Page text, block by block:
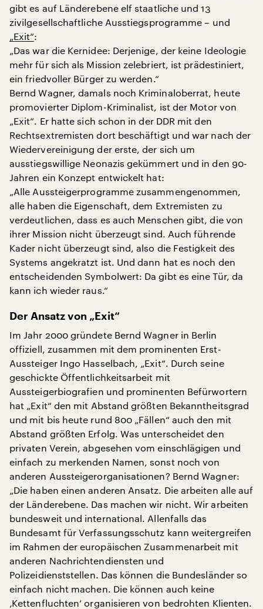
gibt es auf Länderebene elf staatliche und 13
zivilgesellschaftliche Ausstiegsprogramme – und
„Exit“:
„Das war die Kernidee: Derjenige, der keine Ideologie
mehr für sich als Mission zelebriert, ist prädestiniert,
ein friedvoller Bürger zu werden.“
Bernd Wagner, damals noch Kriminaloberrat, heute
promovierter Diplom-Kriminalist, ist der Motor von
„Exit“. Er hatte sich schon in der DDR mit den
Rechtsextremisten dort beschäftigt und war nach der
Wiedervereinigung der erste, der sich um
ausstiegswillige Neonazis gekümmert und in den 90-
Jahren ein Konzept entwickelt hat:
„Alle Aussteigerprogramme zusammengenommen,
alle haben die Eigenschaft, dem Extremisten zu
verdeutlichen, dass es auch Menschen gibt, die von
ihrer Mission nicht überzeugt sind. Auch führende
Kader nicht überzeugt sind, also die Festigkeit des
Systems angekratzt ist. Und dann hat es noch den
entscheidenden Symbolwert: Da gibt es eine Tür, da
kann ich wieder raus.“
Der Ansatz von „Exit“
Im Jahr 2000 gründete Bernd Wagner in Berlin
offiziell, zusammen mit dem prominenten Erst-
Aussteiger Ingo Hasselbach, „Exit“. Durch seine
geschickte Öffentlichkeitsarbeit mit
Aussteigerbiografien und prominenten Befürwortern
hat „Exit“ den mit Abstand größten Bekanntheitsgrad
und mit bis heute rund 800 „Fällen“ auch den mit
Abstand größten Erfolg. Was unterscheidet den
privaten Verein, abgesehen vom einschlägigen und
einfach zu merkenden Namen, sonst noch von
anderen Aussteigerorganisationen? Bernd Wagner:
„Die haben einen anderen Ansatz. Die arbeiten alle auf
der Länderebene. Das machen wir nicht. Wir arbeiten
bundesweit und international. Allenfalls das
Bundesamt für Verfassungsschutz kann weitergreifen
im Rahmen der europäischen Zusammenarbeit mit
anderen Nachrichtendiensten und
Polizeidienststellen. Das können die Bundesländer so
einfach nicht machen. Die können auch keine
‚Kettenfluchten‘ organisieren von bedrohten Klienten.